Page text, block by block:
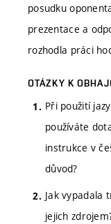
posudku
prezentace a
rozhodla práci
OTÁZKY K
Při použití
používáte
instrukce v
důvod?
Jak vypadala
jejich